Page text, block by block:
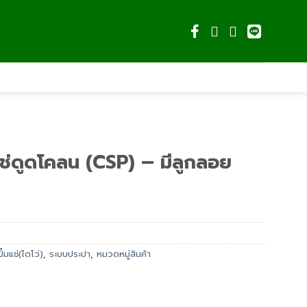
ดูดโคลน (CSP) – มีลูกลอย
มแช่(ไดโว่), ระบบประปา, หมวดหมู่สินค้า